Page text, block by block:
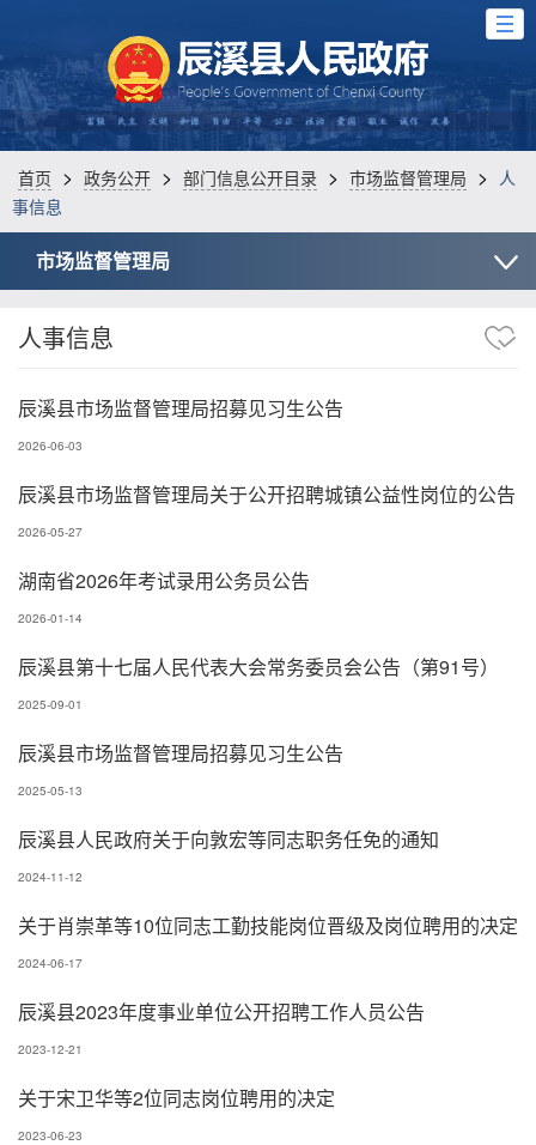
首页 > 政务公开 > 部门信息公开目录 > 市场监督管理局 >
人
事信息
市场监督管理局
人事信息
辰溪县市场监督管理局招募见习生公告
2026-06-03
辰溪县市场监督管理局关于公开招聘城镇公益性岗位的公告
2026-05-27
湖南省2026年考试录用公务员公告
2026-01-14
辰溪县第十七届人民代表大会常务委员会公告（第91号）
2025-09-01
辰溪县市场监督管理局招募见习生公告
2025-05-13
辰溪县人民政府关于向敦宏等同志职务任免的通知
2024-11-12
关于肖崇革等10位同志工勤技能岗位晋级及岗位聘用的决定
2024-06-17
辰溪县2023年度事业单位公开招聘工作人员公告
2023-12-21
关于宋卫华等2位同志岗位聘用的决定
2023-06-23